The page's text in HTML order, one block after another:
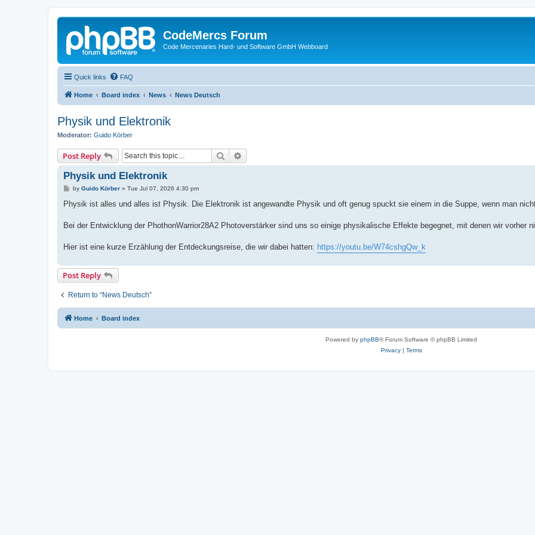
CodeMercs Forum
Code Mercenaries Hard- und Software GmbH Webboard
Quick links FAQ
Home Board index News News Deutsch
Physik und Elektronik
Moderator: Guido Körber
Post Reply Search
Physik und Elektronik
P
s
by Guido Körber» Tue Jul 07, 2026 4:30 pm
Physik ist alles und alles ist Physik. Die Elektronik ist angewandte Physik und oft genug spuckt sie einem in die Suppe, wenn man
Bei der Entwicklung der PhothonWarrior28A2 Photoverstärker sind uns so einige physikalische Effekte begegnet, mit denen wir vorher
Hier ist eine kurze Erzählung der Entdeckungsreise, die wir dabei hatten: https://youtu.be/W74cshgQw_k
Post Reply
Return to “News Deutsch”
Home Board index
Powered by phpBB® Forum Software © phpBB Limited
Privacy| Terms